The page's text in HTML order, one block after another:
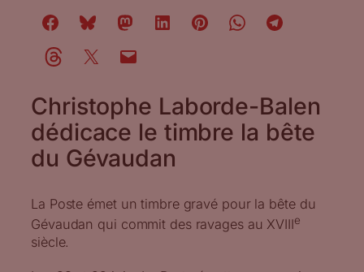
Christophe Laborde-Balen
dédicace le timbre la bête
du Gévaudan
La Poste émet un timbre gravé pour la bête du
Gévaudan qui commit des ravages au XVIIIe
siècle.